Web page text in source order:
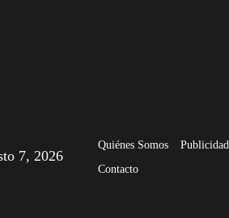
7, 2026
Quiénes Somos Publicidad
Contacto